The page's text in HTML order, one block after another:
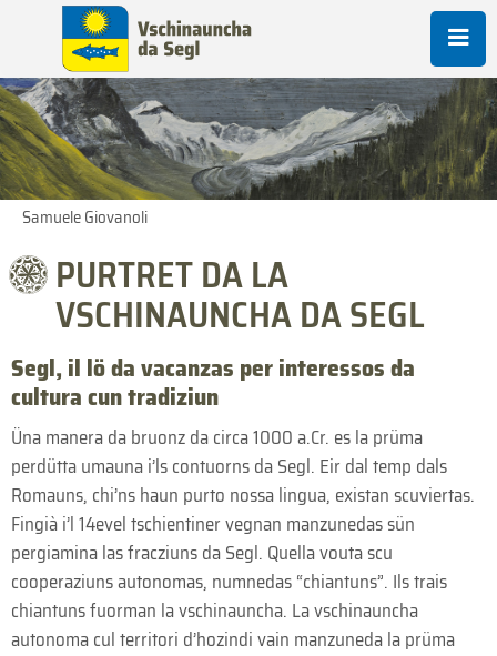
Samuele Giovanoli
PURTRET DA LA
VSCHINAUNCHA DA SEGL
Segl, il lö da vacanzas per interessos da
cultura cun tradiziun
Üna manera da bruonz da circa 1000 a.Cr. es la prüma
perdütta umauna i’ls contuorns da Segl. Eir dal temp dals
Romauns, chi’ns haun purto nossa lingua, existan scuviertas.
Fingià i’l 14evel tschientiner vegnan manzunedas sün
pergiamina las fracziuns da Segl. Quella vouta scu
cooperaziuns autonomas, numnedas “chiantuns”. Ils trais
chiantuns fuorman la vschinauncha. La vschinauncha
autonoma cul territori d’hozindi vain manzuneda la prüma